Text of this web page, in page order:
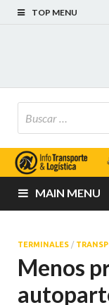
TOP MENU
MAIN MENU
TERMINALES /
Menos